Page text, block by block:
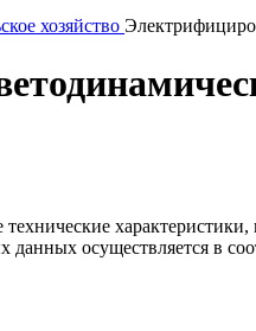
хозяйство
данных осуществляется в